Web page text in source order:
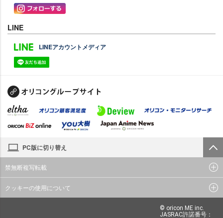
LINE
LINEアカウントメディア
PC版に切り替え
禁無断複写転載
クッキーの使用について
© oricon ME inc.
JASRAC許諾番号：